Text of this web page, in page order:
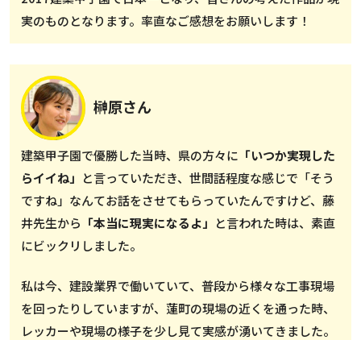
実のものとなります。率直なご感想をお願いします！
榊原さん
建築甲子園で優勝した当時、県の方々に 「いつか実現した
らイイね」 と言っていただき、世間話程度な感じで「そう
ですね」なんてお話をさせてもらっていたんですけど、藤
井先生から 「本当に現実になるよ」 と言われた時は、素直
にビックリしました。
私は今、建設業界で働いていて、普段から様々な工事現場
を回ったりしていますが、蓮町の現場の近くを通った時、
レッカーや現場の様子を少し見て実感が湧いてきました。